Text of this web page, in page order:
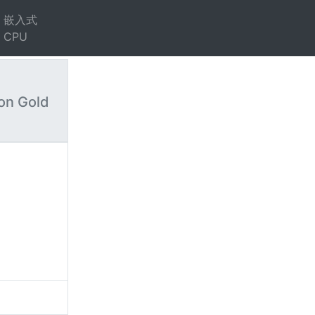
嵌入式
CPU
Gold